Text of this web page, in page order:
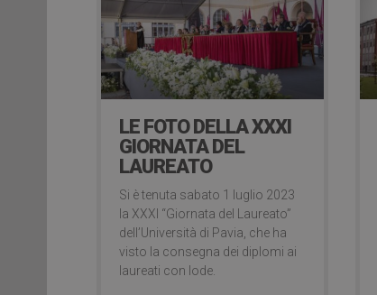
LE FOTO DELLA XXXI
GIORNATA DEL
LAUREATO
Si è tenuta sabato 1 luglio 2023
la XXXI “Giornata del Laureato”
dell’Università di Pavia, che ha
visto la consegna dei diplomi ai
laureati con lode.